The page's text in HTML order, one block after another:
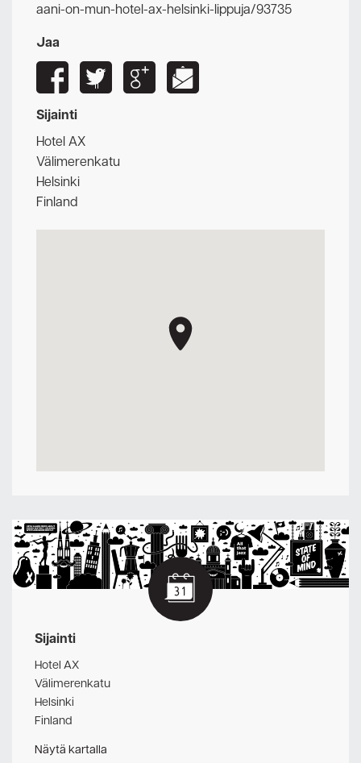
aani-on-mun-hotel-ax-helsinki-lippuja/93735
Jaa
Sijainti
Hotel AX
Välimerenkatu
Helsinki
Finland
Sijainti
Hotel AX
Välimerenkatu
Helsinki
Finland
Näytä kartalla